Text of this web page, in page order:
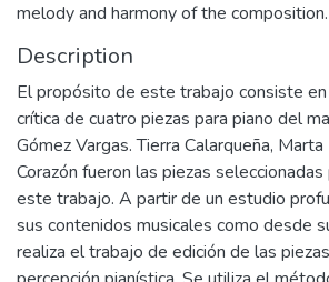
melody and harmony of the composition.
Description
El propósito de este trabajo consiste en
crítica de cuatro piezas para piano del
Gómez Vargas. Tierra Calarqueña,
Corazón fueron las piezas
este trabajo. A partir de un estudio
sus contenidos musicales como desde
realiza el trabajo de edición de las